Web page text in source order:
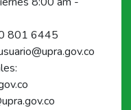
801 6445